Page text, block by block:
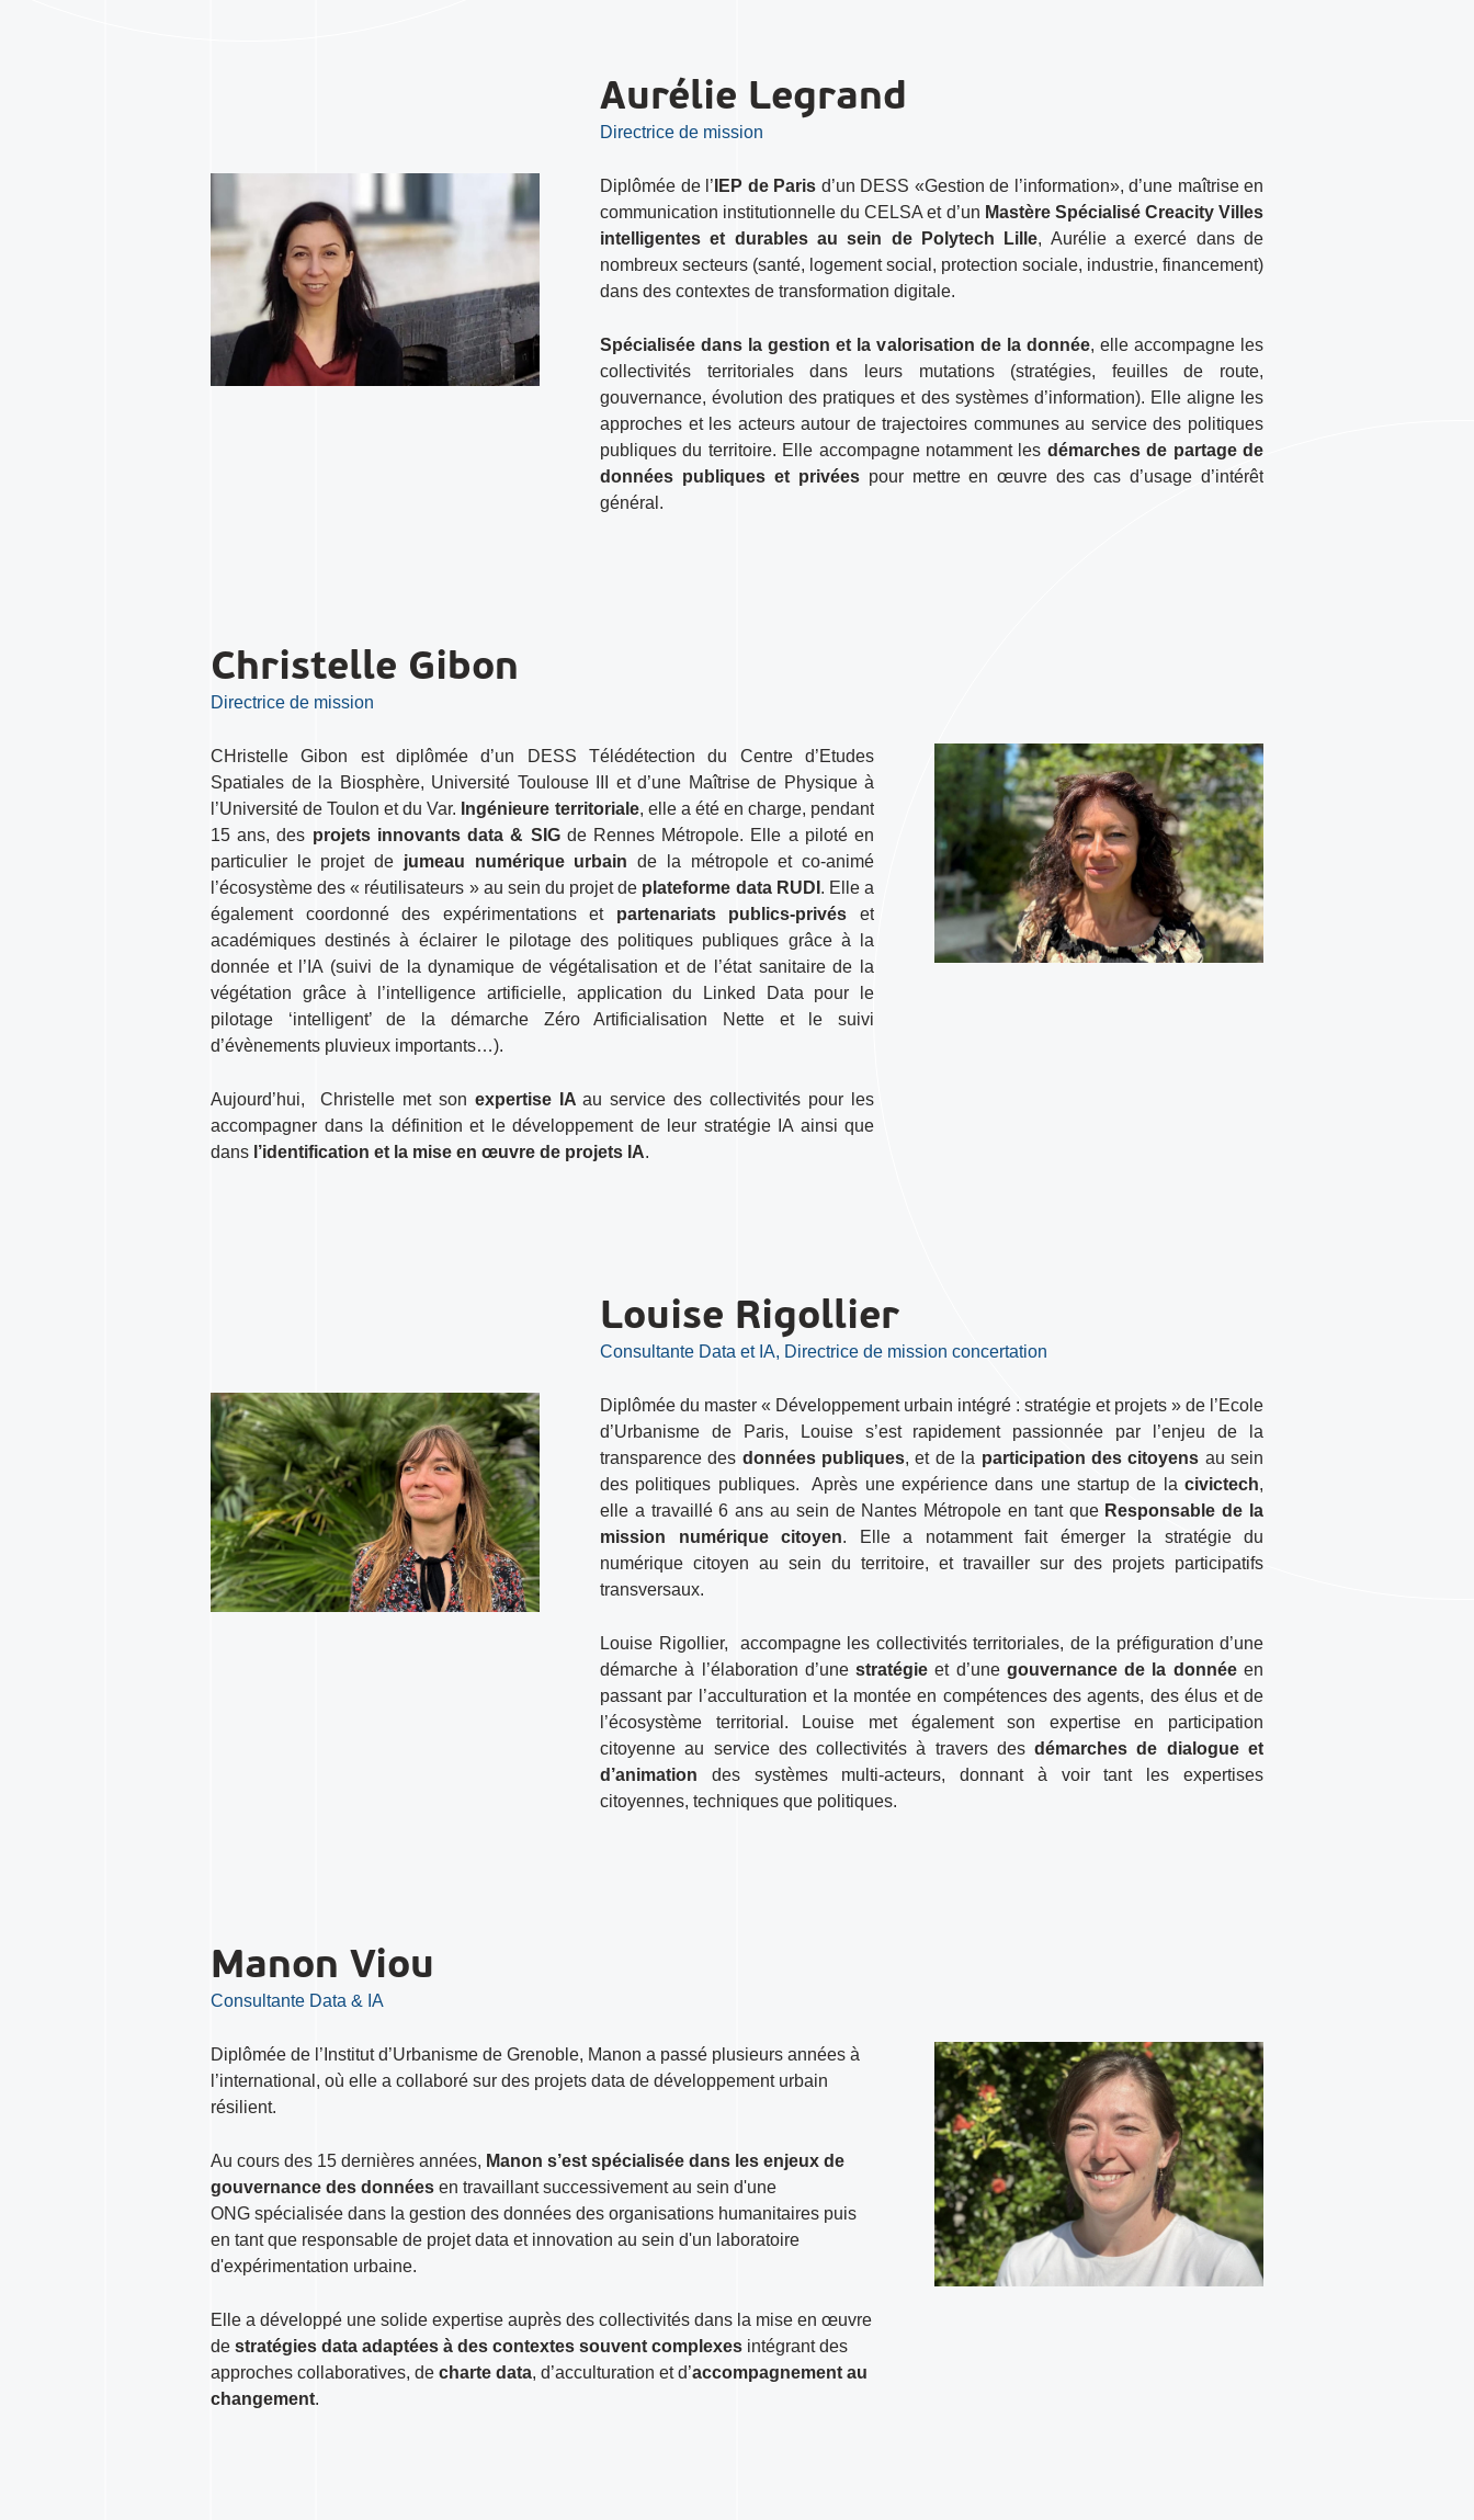
Aurélie Legrand
Directrice de mission
Diplômée de l’ IEP de Paris d’un DESS «Gestion de l’information», d’une maîtrise en
communication institutionnelle du CELSA et d’un Mastère Spécialisé Creacity Villes
intelligentes et durables au sein de Polytech Lille, Aurélie a exercé dans de
nombreux secteurs (santé, logement social, protection sociale, industrie, financement)
dans des contextes de transformation digitale.
Spécialisée dans la gestion et la valorisation de la donnée, elle accompagne les
collectivités territoriales dans leurs mutations (stratégies, feuilles de route,
gouvernance, évolution des pratiques et des systèmes d’information). Elle aligne les
approches et les acteurs autour de trajectoires communes au service des politiques
publiques du territoire. Elle accompagne notamment les démarches de partage de
données publiques et privéespour mettre en œuvre des cas d’usage d’intérêt
général.
Christelle Gibon
Directrice de mission
CHristelle Gibon est diplômée d’un DESS Télédétection du Centre d’Etudes
Spatiales de la Biosphère, Université Toulouse III et d’une Maîtrise de Physique à
l’Université de Toulon et du Var. Ingénieure territoriale, elle a été en charge, pendant
15 ans, des projets innovants data & SIGde Rennes Métropole. Elle a piloté en
particulier le projet de jumeau numérique urbain de la métropole et co-animé
l’écosystème des « réutilisateurs » au sein du projet de plateforme data RUDI . Elle a
également coordonné des expérimentations et partenariats publics-privés et
académiques destinés à éclairer le pilotage des politiques publiques grâce à la
donnée et l’IA (suivi de la dynamique de végétalisation et de l’état sanitaire de la
végétation grâce à l’intelligence artificielle, application du Linked Data pour le
pilotage ‘intelligent’ de la démarche Zéro Artificialisation Nette et le suivi
d’évènements pluvieux importants…).
Aujourd’hui, Christelle met son expertise IAau service des collectivités pour les
accompagner dans la définition et le développement de leur stratégie IA ainsi que
dans l’identification et la mise en œuvre de projets IA.
Louise Rigollier
Consultante Data et IA, Directrice de mission concertation
Diplômée du master « Développement urbain intégré : stratégie et projets » de l’Ecole
d’Urbanisme de Paris, Louise s’est rapidement passionnée par l’enjeu de la
transparence des données publiques, et de la participation des citoyens au sein
des politiques publiques. Après une expérience dans une startup de la civictech,
elle a travaillé 6 ans au sein de Nantes Métropole en tant que Responsable de la
mission numérique citoyen. Elle a notamment fait émerger la stratégie du
numérique citoyen au sein du territoire, et travailler sur des projets participatifs
transversaux.
Louise Rigollier, accompagne les collectivités territoriales, de la préfiguration d’une
démarche à l’élaboration d’unestratégie et d’une gouvernance de la donnéeen
passant par l’acculturation et la montée en compétences des agents, des élus et de
l’écosystème territorial. Louise met également son expertise en participation
citoyenne au service des collectivités à travers desdémarches de dialogue et
d’animation des systèmes multi-acteurs, donnant à voir tant les expertises
citoyennes, techniques que politiques.
Manon Viou
Consultante Data & IA
Diplômée de l’Institut d’Urbanisme de Grenoble, Manon a passé plusieurs années à
l’international, où elle a collaboré sur des projets data de développement urbain
résilient.
Au cours des 15 dernières années, Manon s’est spécialisée dans les enjeux de
gouvernance des données en travaillant successivement au sein d'une
ONG spécialisée dans la gestion des données des organisations humanitaires puis
en tant que responsable de projet data et innovation au sein d'un laboratoire
d'expérimentation urbaine.
Elle a développé une solide expertise auprès des collectivités dans la mise en œuvre
de stratégies data adaptées à des contextes souvent complexes intégrant des
approches collaboratives, de charte data, d’acculturation et d’accompagnement au
changement.